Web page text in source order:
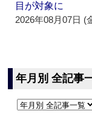
目が対象に
2026年08月07日 (
年月別 全記事